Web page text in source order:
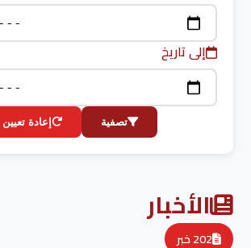
إلى تاريخ
تصفية إعادة تعيين
الأخبار
202 خبر